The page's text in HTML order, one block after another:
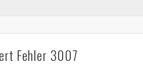
Fehler 3007